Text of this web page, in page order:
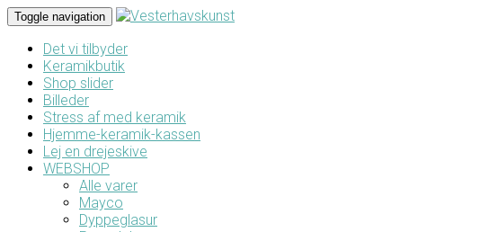
Toggle navigation
Det vi tilbyder
Keramikbutik
Shop slider
Billeder
Stress af med keramik
Hjemme-keramik-kassen
Lej en drejeskive
WEBSHOP
Alle varer
Mayco
Dyppeglasur